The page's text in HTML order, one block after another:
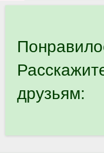
друзьям: